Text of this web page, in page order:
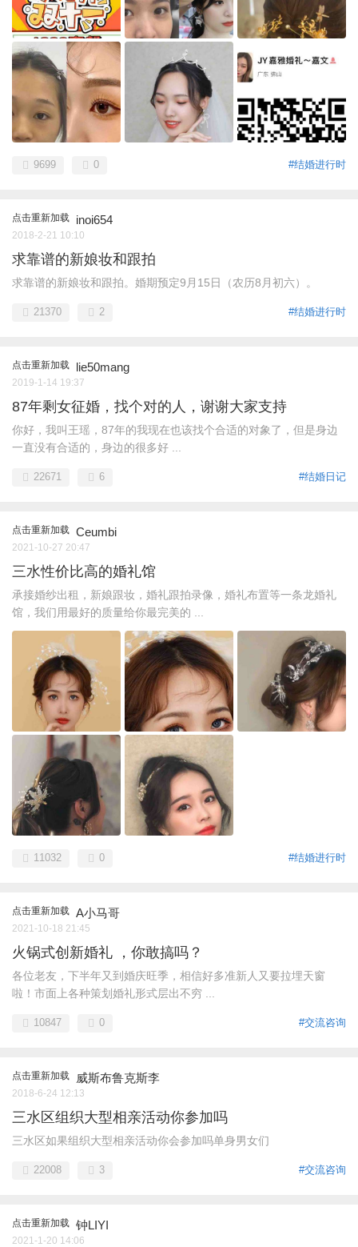
#结婚进行时
9699 0
点击重新加载 inoi654
2018-2-21 10:10
求靠谱的新娘妆和跟拍
求靠谱的新娘妆和跟拍。婚期预定9月15日（农历8月初六）。
#结婚进行时
21370 2
点击重新加载 lie50mang
2019-1-14 19:37
87年剩女征婚，找个对的人，谢谢大家支持
你好，我叫王瑶，87年的我现在也该找个合适的对象了，但是身边
一直没有合适的，身边的很多好 ...
#结婚日记
22671 6
点击重新加载 Ceumbi
2021-10-27 20:47
三水性价比高的婚礼馆
承接婚纱出租，新娘跟妆，婚礼跟拍录像，婚礼布置等一条龙婚礼
馆，我们用最好的质量给你最完美的 ...
#结婚进行时
11032 0
点击重新加载 A小马哥
2021-10-18 21:45
火锅式创新婚礼 ，你敢搞吗？
各位老友，下半年又到婚庆旺季，相信好多准新人又要拉埋天窗
啦！市面上各种策划婚礼形式层出不穷 ...
#交流咨询
10847 0
点击重新加载 威斯布鲁克斯李
2018-6-24 12:13
三水区组织大型相亲活动你参加吗
三水区如果组织大型相亲活动你会参加吗单身男女们
#交流咨询
22008 3
点击重新加载 钟LIYI
2021-1-20 14:06